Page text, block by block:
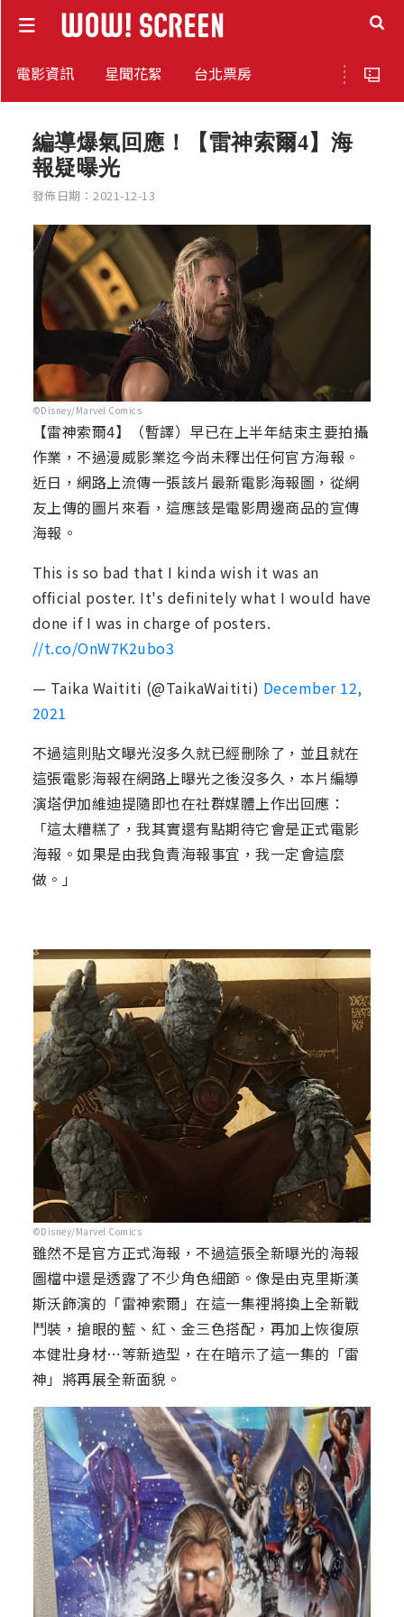
電影資訊 星聞花絮 台北票房
編導爆氣回應！【雷神索爾4】海
報疑曝光
發佈日期：2021-12-13
©Disney/Marvel Comics
【雷神索爾4】（暫譯）早已在上半年結束主要拍攝
作業，不過漫威影業迄今尚未釋出任何官方海報。
近日，網路上流傳一張該片最新電影海報圖，從網
友上傳的圖片來看，這應該是電影周邊商品的宣傳
海報。
This is so bad that I kinda wish it was an
official poster. It's definitely what I would have
done if I was in charge of posters.
//t.co/OnW7K2ubo3
— Taika Waititi (@TaikaWaititi) December 12,
2021
不過這則貼文曝光沒多久就已經刪除了，並且就在
這張電影海報在網路上曝光之後沒多久，本片編導
演塔伊加維迪提隨即也在社群媒體上作出回應：
「這太糟糕了，我其實還有點期待它會是正式電影
海報。如果是由我負責海報事宜，我一定會這麼
做。」
©Disney/Marvel Comics
雖然不是官方正式海報，不過這張全新曝光的海報
圖檔中還是透露了不少角色細節。像是由克里斯漢
斯沃飾演的「雷神索爾」在這一集裡將換上全新戰
鬥裝，搶眼的藍、紅、金三色搭配，再加上恢復原
本健壯身材⋯等新造型，在在暗示了這一集的「雷
神」將再展全新面貌。